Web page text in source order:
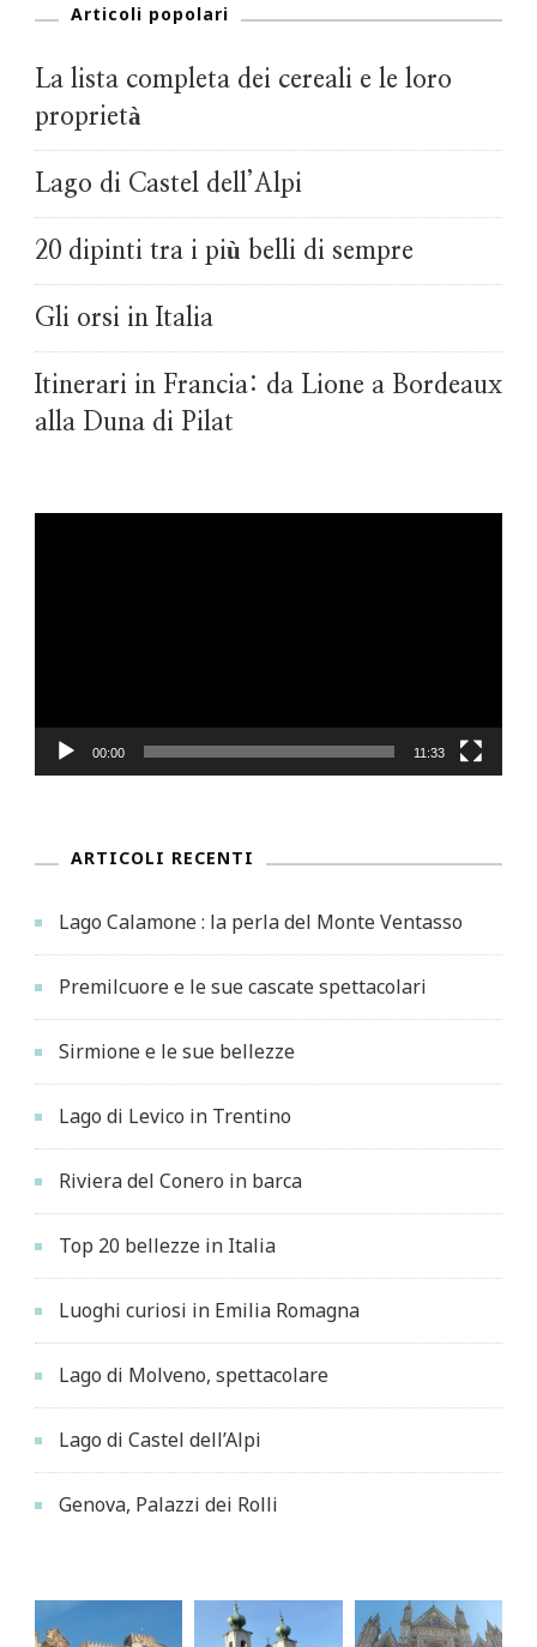
Articoli popolari
La lista completa dei cereali e le loro
proprietà
Lago di Castel dell’Alpi
20 dipinti tra i più belli di sempre
Gli orsi in Italia
Itinerari in Francia: da Lione a Bordeaux
alla Duna di Pilat
00:00 11:33
ARTICOLI RECENTI
Lago Calamone : la perla del Monte Ventasso
Premilcuore e le sue cascate spettacolari
Sirmione e le sue bellezze
Lago di Levico in Trentino
Riviera del Conero in barca
Top 20 bellezze in Italia
Luoghi curiosi in Emilia Romagna
Lago di Molveno, spettacolare
Lago di Castel dell’Alpi
Genova, Palazzi dei Rolli